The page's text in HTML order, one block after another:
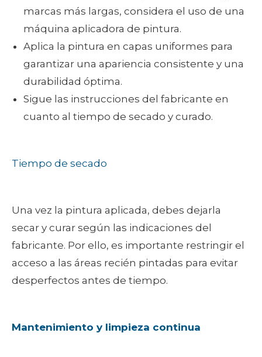
marcas más largas, considera el uso de una
máquina aplicadora de pintura.
Aplica la pintura en capas uniformes para
garantizar una apariencia consistente y una
durabilidad óptima.
Sigue las instrucciones del fabricante en
cuanto al tiempo de secado y curado.
Tiempo de secado
Una vez la pintura aplicada, debes dejarla
secar y curar según las indicaciones del
fabricante. Por ello, es importante restringir el
acceso a las áreas recién pintadas para evitar
desperfectos antes de tiempo.
Mantenimiento y limpieza continua